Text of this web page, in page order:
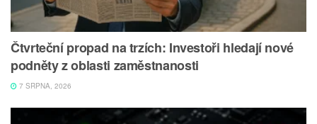
Čtvrteční propad na trzích: Investoři hledají nové
podněty z oblasti zaměstnanosti
7 SRPNA, 2026